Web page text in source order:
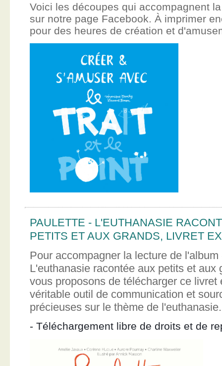
Voici les découpes qui accompagnent
sur notre page Facebook. À imprimer
pour des heures de création et
PAULETTE - L'EUTHANASIE
PETITS ET AUX GRANDS, LIVRET
Pour accompagner la lecture de
L'euthanasie racontée aux petits et aux
vous proposons de télécharger ce livret
véritable outil de communication et
précieuses sur le thème de l'euthanasie.
- Téléchargement libre de droits et de